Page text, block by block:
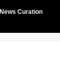
News Curation